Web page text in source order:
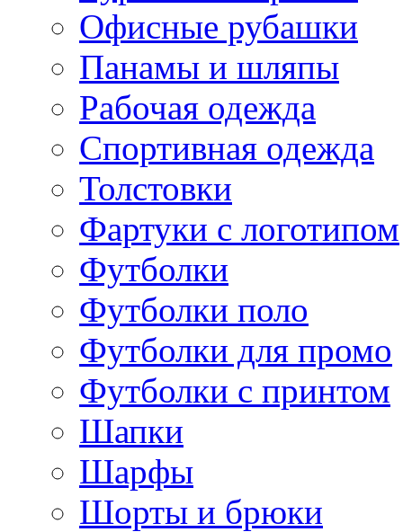
Офисные рубашки
Панамы и шляпы
Рабочая одежда
Спортивная одежда
Толстовки
Фартуки с логотипом
Футболки
Футболки поло
Футболки для промо
Футболки с принтом
Шапки
Шарфы
Шорты и брюки